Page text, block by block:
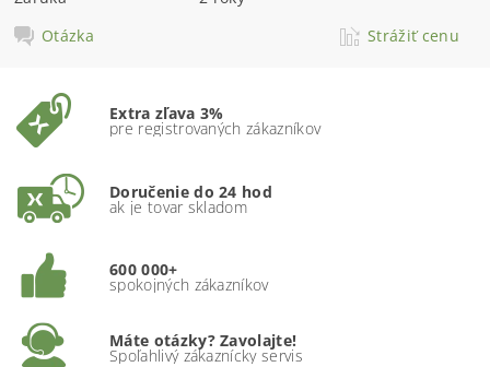
Otázka
Strážiť cenu
Extra zľava 3%
pre registrovaných zákazníkov
Doručenie do 24 hod
ak je tovar skladom
600 000+
spokojných zákazníkov
Máte otázky? Zavolajte!
Spoľahlivý zákaznícky servis